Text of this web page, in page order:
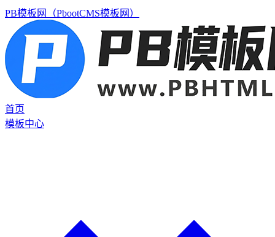
PB模板网（PbootCMS模板网）
首页
模板中心